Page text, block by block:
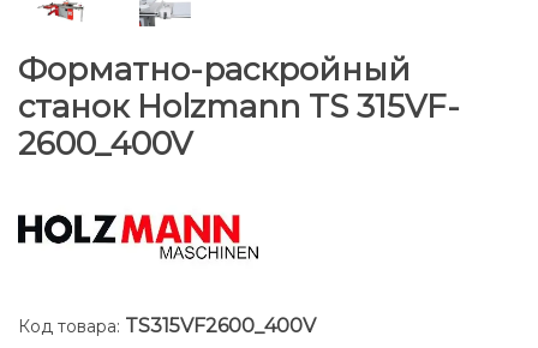
Форматно-раскройный
станок Holzmann TS 315VF-
2600_400V
Код товара: TS315VF2600_400V